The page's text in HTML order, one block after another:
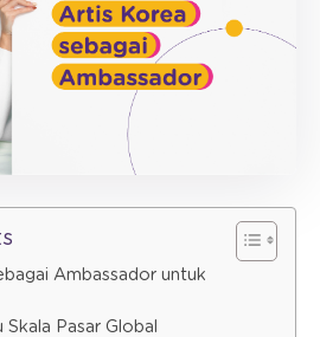
Ambassador untuk
Skala Pasar Global